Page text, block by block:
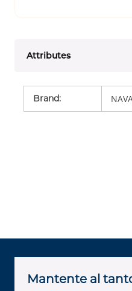
Attributes
Brand:
Mantente al